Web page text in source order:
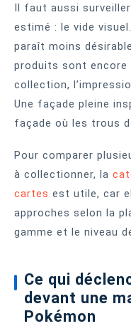
Il faut aussi
estimé : le vide
paraît moins
produits sont encore
collection,
Une façade pleine
façade où les trous
Pour comparer
à collectionner, la
cartes est utile, car
approches selon la
gamme et le niveau
Ce qui
devant une
Pokémon